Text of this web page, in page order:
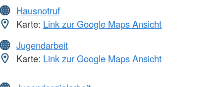
Hausnotruf
Karte: Link zur Google Maps Ansicht
Jugendarbeit
Karte: Link zur Google Maps Ansicht